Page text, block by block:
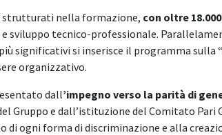
strutturati nella formazione, con oltre
sviluppo tecnico-professionale.
significativi si inserisce il programma sulla “
organizzativo.
dall’impegno verso la parità di
Gruppo e dall’istituzione del Comitato
ogni forma di discriminazione e alla